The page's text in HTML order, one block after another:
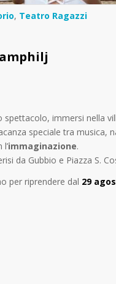
, Teatro Ragazzi
immersi nella
speciale tra musica,
l’immaginazione.
da Gubbio e Piazza S.
per riprendere dal 29